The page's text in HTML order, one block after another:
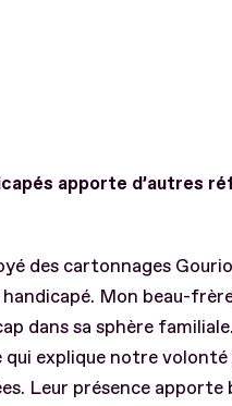
apporte d’autres
des cartonnages
Mon beau-
dans sa sphère
qui explique notre
Leur présence apporte